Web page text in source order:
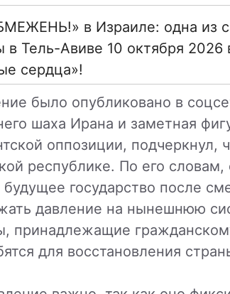
в Израиле: одна из
в Тель-Авиве 10 октября 2026
сердца»!
было опубликовано в
шаха Ирана и заметная
оппозиции, подчеркнул,
республике. По его
будущее государство после
давление на нынешнюю
принадлежащие
для восстановления